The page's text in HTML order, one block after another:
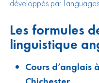
développés par
Les formules
linguistique
Cours d’anglais à